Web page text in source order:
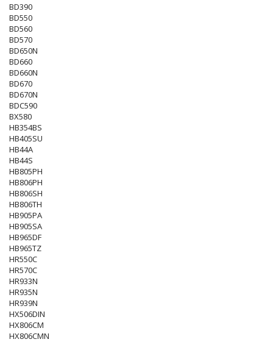
BD390
BD550
BD560
BD570
BD650N
BD660
BD660N
BD670
BD670N
BDC590
BX580
HB354BS
HB405SU
HB44A
HB44S
HB805PH
HB806PH
HB806SH
HB806TH
HB905PA
HB905SA
HB965DF
HB965TZ
HR550C
HR570C
HR933N
HR935N
HR939N
HX506DIN
HX806CM
HX806CMN